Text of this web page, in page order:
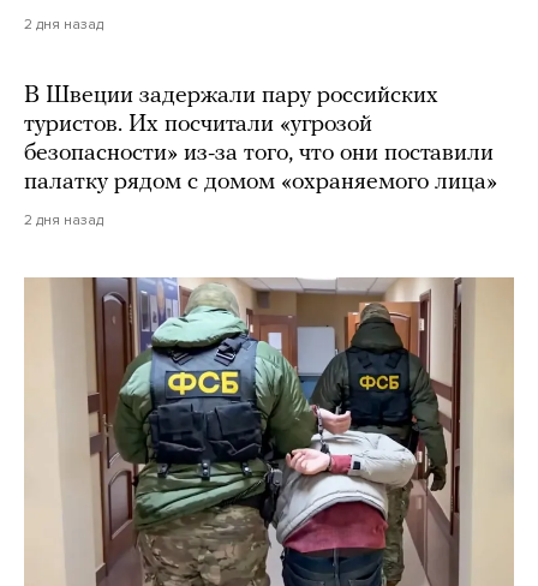
2 дня назад
В Швеции задержали пару российских
туристов. Их посчитали «угрозой
безопасности» из-за того, что они поставили
палатку рядом с домом «охраняемого лица»
2 дня назад